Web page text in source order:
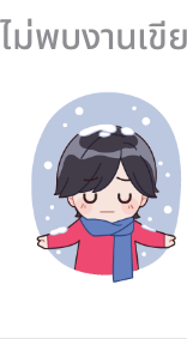
ไม่พบงานเขี